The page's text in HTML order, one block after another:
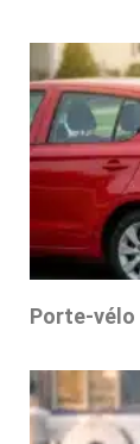
Porte-vélo